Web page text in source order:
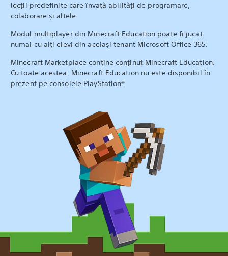
lecții predefinite care învață abilități de programare,
colaborare și altele.
Modul multiplayer din Minecraft Education poate fi jucat
numai cu alți elevi din același tenant Microsoft Office 365.
Minecraft Marketplace conține conținut Minecraft Education.
Cu toate acestea, Minecraft Education nu este disponibil în
prezent pe consolele PlayStation®.